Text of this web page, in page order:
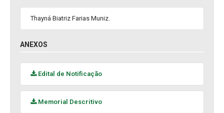
Thayná Biatriz Farias Muniz.
ANEXOS
Edital de Notificação
Memorial Descritivo